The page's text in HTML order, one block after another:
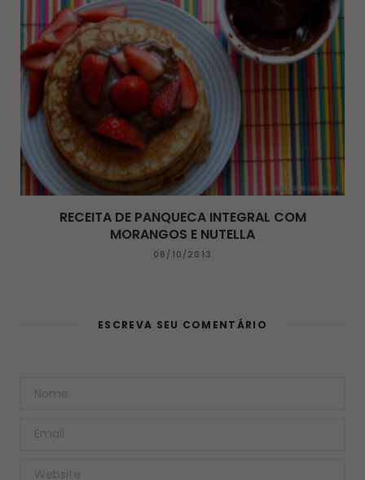
RECEITA DE PANQUECA INTEGRAL COM
MORANGOS E NUTELLA
08/10/2013
ESCREVA SEU COMENTÁRIO